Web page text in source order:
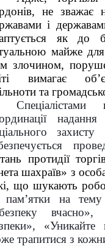
не зважає
і
як до
майже
злочином,
вимагає
та
протидії
шахраїв» з
що шукають
пам’ятки на
вчасно»,
«Уникайте
трапитися з